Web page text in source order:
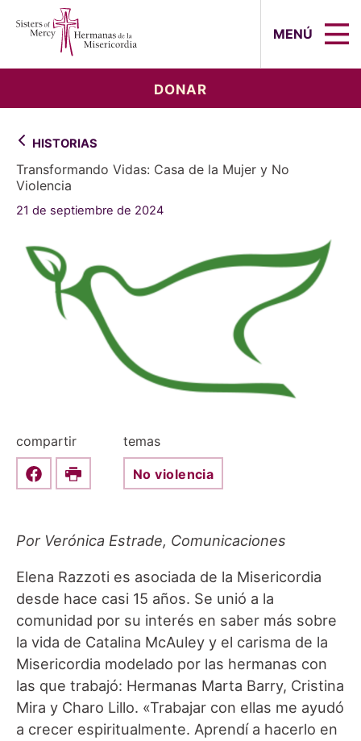
MENÚ
DONAR
HISTORIAS
Transformando Vidas: Casa de la Mujer y No
Violencia
21 de septiembre de 2024
compartir
Share this on Facebook
Print
temas
No violencia
Por Verónica Estrade, Comunicaciones
Elena Razzoti es asociada de la Misericordia
desde hace casi 15 años. Se unió a la
comunidad por su interés en saber más sobre
la vida de Catalina McAuley y el carisma de la
Misericordia modelado por las hermanas con
las que trabajó: Hermanas Marta Barry, Cristina
Mira y Charo Lillo. «Trabajar con ellas me ayudó
a crecer espiritualmente. Aprendí a hacerlo en